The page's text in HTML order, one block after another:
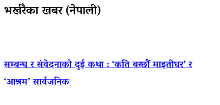
भर्खरैका खबर (नेपाली)
सम्बन्ध र संवेदनाको दुई कथा : ‘कति बस्छौं माइतीघर’ र
‘आश्रम’ सार्वजनिक